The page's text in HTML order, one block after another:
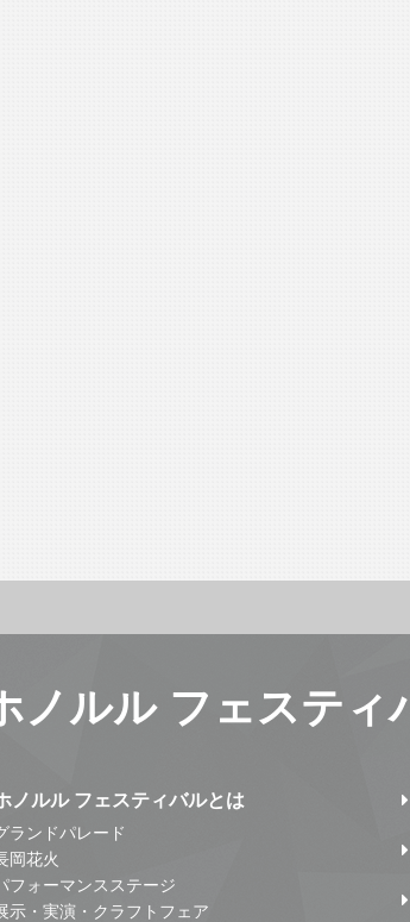
ノルル フェスティ
ノルル フェスティバルとは
ランドパレード
岡花火
フォーマンスステージ
示・実演・クラフトフェア